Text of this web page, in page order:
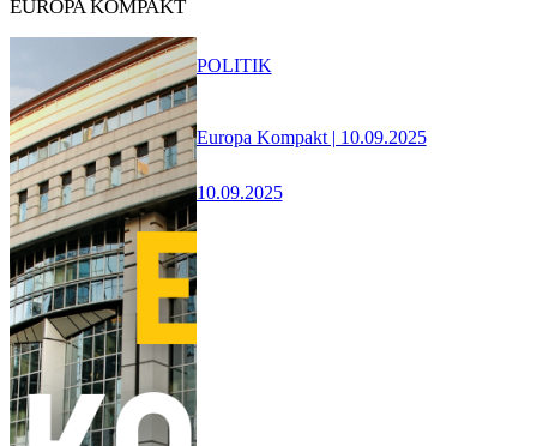
EUROPA KOMPAKT
Europa Kompakt | 10.09.2025
10.09.2025
POLITIK